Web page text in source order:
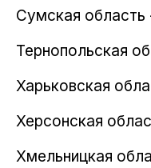
Сумская область
Тернопольская
Харьковская
Херсонская
Хмельницкая